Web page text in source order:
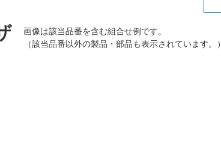
画像は該当品番を含む組合せ例です。
（該当品番以外の製品・部品も表示されています。）